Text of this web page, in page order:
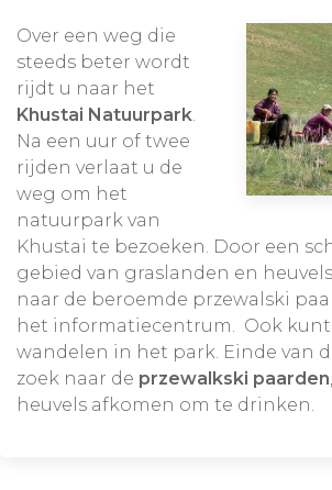
Over een weg die
steeds beter wordt
rijdt u naar het
Khustai Natuurpark.
Na een uur of twee
rijden verlaat u de
weg om het
natuurpark van
Khustai te bezoeken. Door een
gebied van graslanden en
naar de beroemde przewalski
het informatiecentrum. Ook kunt
wandelen in het park. Einde van
zoek naar de przewalkski paarden
heuvels afkomen om te drinken.